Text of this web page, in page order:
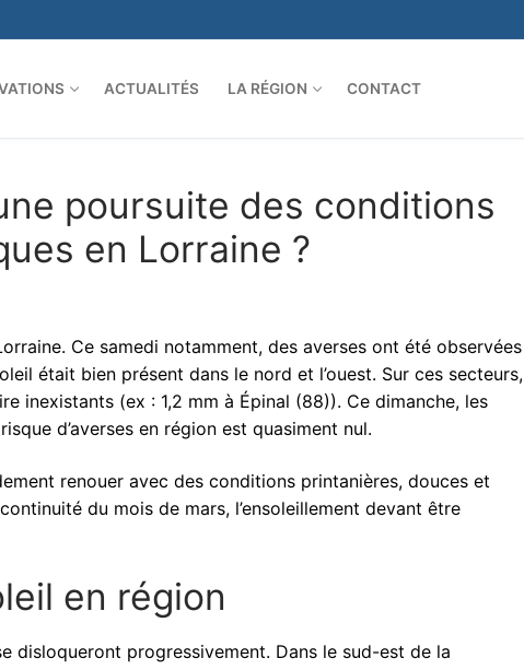
ACTUALITÉS LA RÉGION CONTACT
poursuite des conditions
en Lorraine ?
Ce samedi notamment, des averses ont été observées
était bien présent dans le nord et l’ouest. Sur ces secteurs,
inexistants (ex : 1,2 mm à Épinal (88)). Ce dimanche, les
d’averses en région est quasiment nul.
renouer avec des conditions printanières, douces et
du mois de mars, l’ensoleillement devant être
en région
disloqueront progressivement. Dans le sud-est de la